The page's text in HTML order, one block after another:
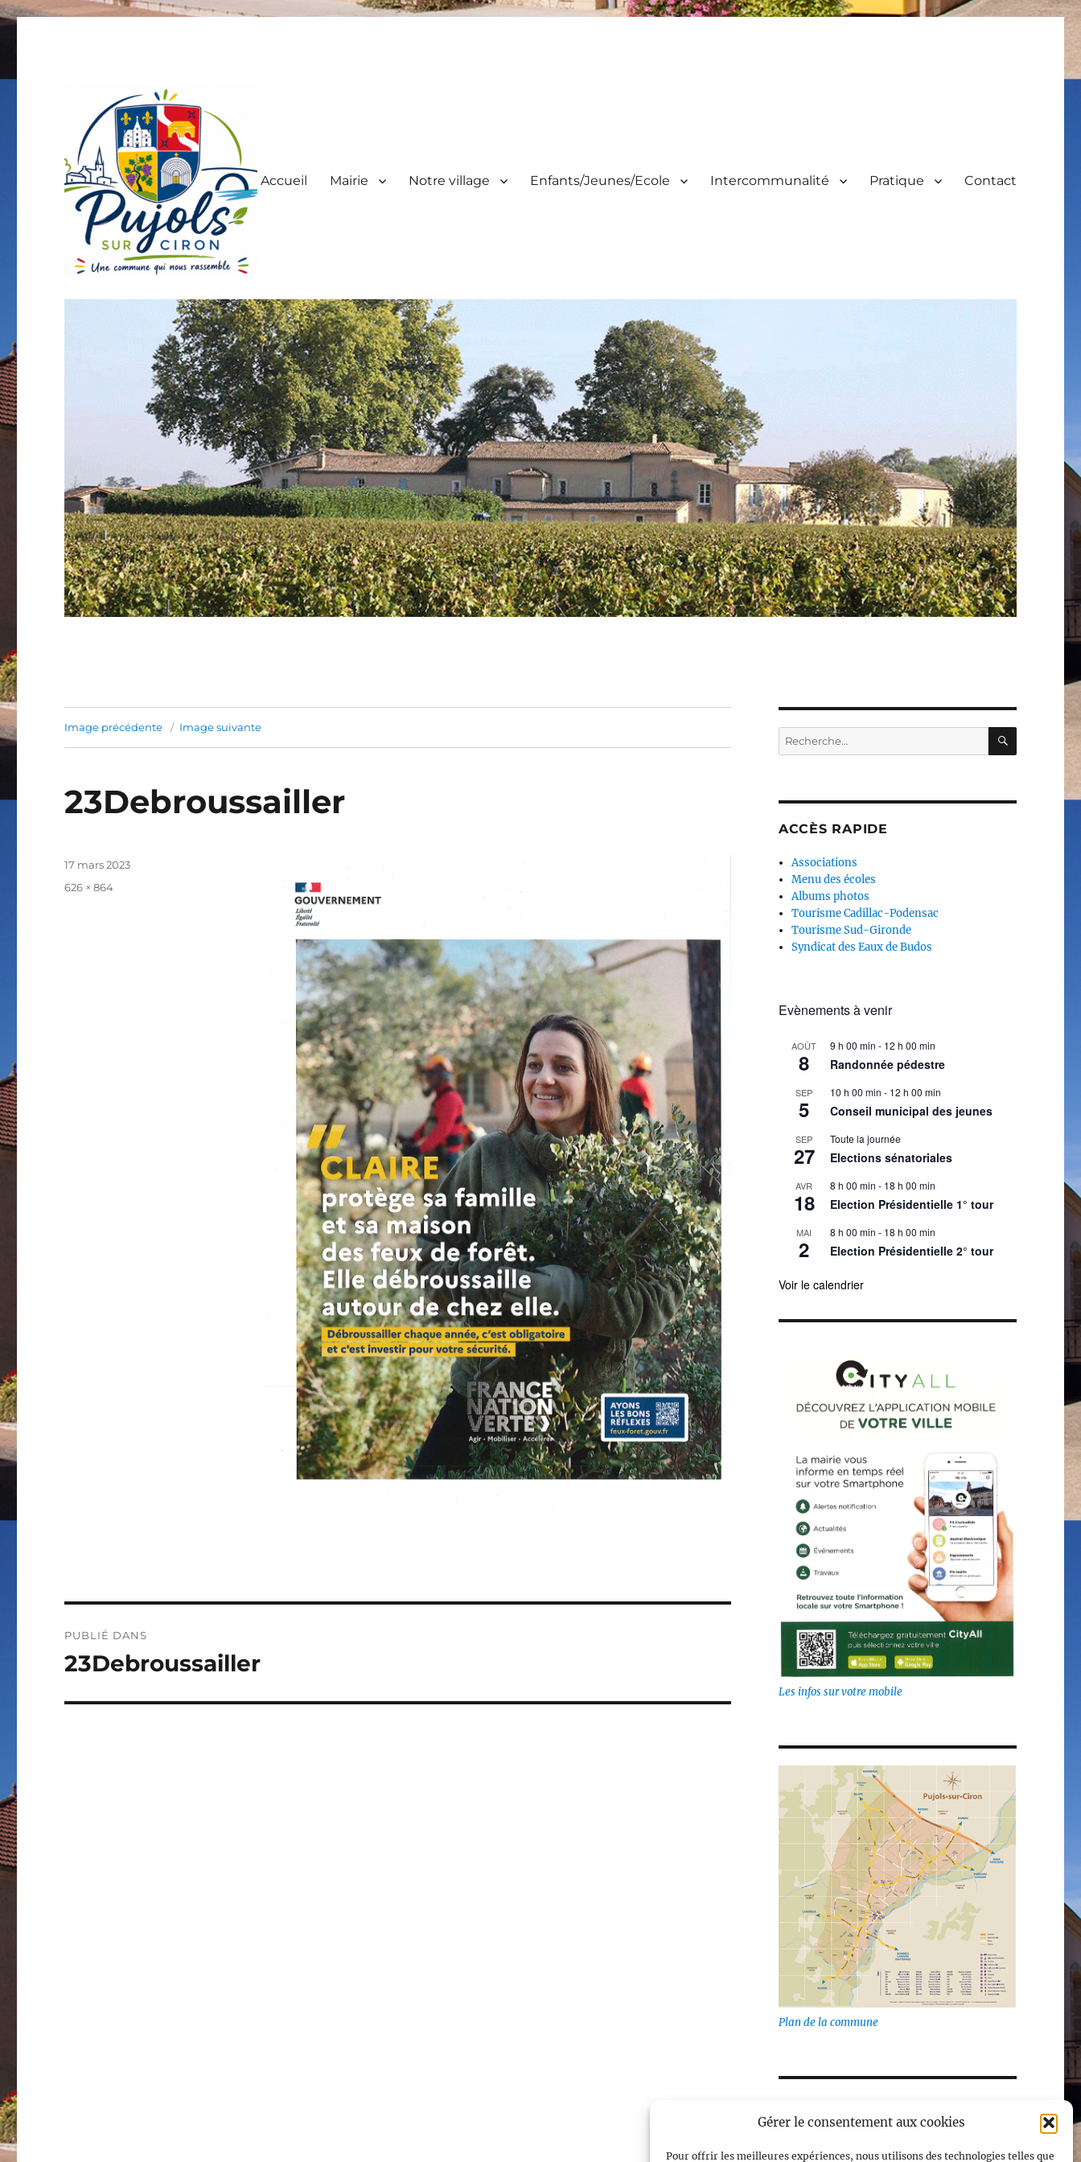
Gérer le consentement aux cookies
Pour offrir les meilleures expériences, nous utilisons des technologies telles que
Pujols sur Ciron
Accueil Mairie Notre village Enfants/Jeunes/Ecole Intercommunalité Pratique Contact
Image précédente Image suivante
23Debroussailler
Publié
17 mars 2023
Taille
626 × 864
de
PUBLIÉ DANS
23Debroussailler
Recherche
pour :
ACCÈS RAPIDE
Associations
Menu des écoles
Albums photos
Tourisme Cadillac-Podensac
Tourisme Sud-Gironde
Syndicat des Eaux de Budos
Evènements à venir
AOÛT
8
9 h 00 min - 12 h 00 min
Randonnée pédestre
SEP
5
10 h 00 min - 12 h 00 min
Conseil municipal des jeunes
SEP
27
Toute la journée
Elections sénatoriales
AVR
18
8 h 00 min - 18 h 00 min
Election Présidentielle 1° tour
MAI
2
8 h 00 min - 18 h 00 min
Election Présidentielle 2° tour
Voir le calendrier
Les infos sur votre mobile
Plan de la commune